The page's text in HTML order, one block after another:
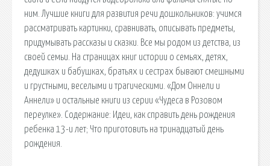
ним. Лучшие книги для развития речи дошкольников: учимся
рассматривать картинки, сравнивать, описывать предметы,
придумывать рассказы и сказки. Все мы родом из детства, из
своей семьи. На страницах книг истории о семьях, детях,
дедушках и бабушках, братьях и сестрах бывают смешными
и грустными, веселыми и трагическими. «Дом Оннели и
Аннели» и остальные книги из серии «Чудеса в Розовом
переулке». Содержание: Идеи, как справить день рождения
ребенка 13-и лет; Что приготовить на тринадцатый день
рождения.